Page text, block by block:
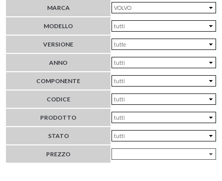
MARCA
MODELLO
VERSIONE
ANNO
COMPONENTE
CODICE
PRODOTTO
STATO
PREZZO